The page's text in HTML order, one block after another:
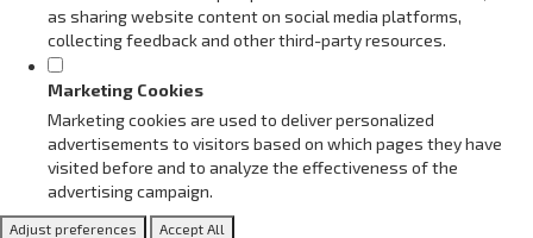
as sharing website content on social media platforms,
collecting feedback and other third-party resources.
Marketing Cookies
Marketing cookies are used to deliver personalized
advertisements to visitors based on which pages they have
visited before and to analyze the effectiveness of the
advertising campaign.
Adjust preferences Accept All